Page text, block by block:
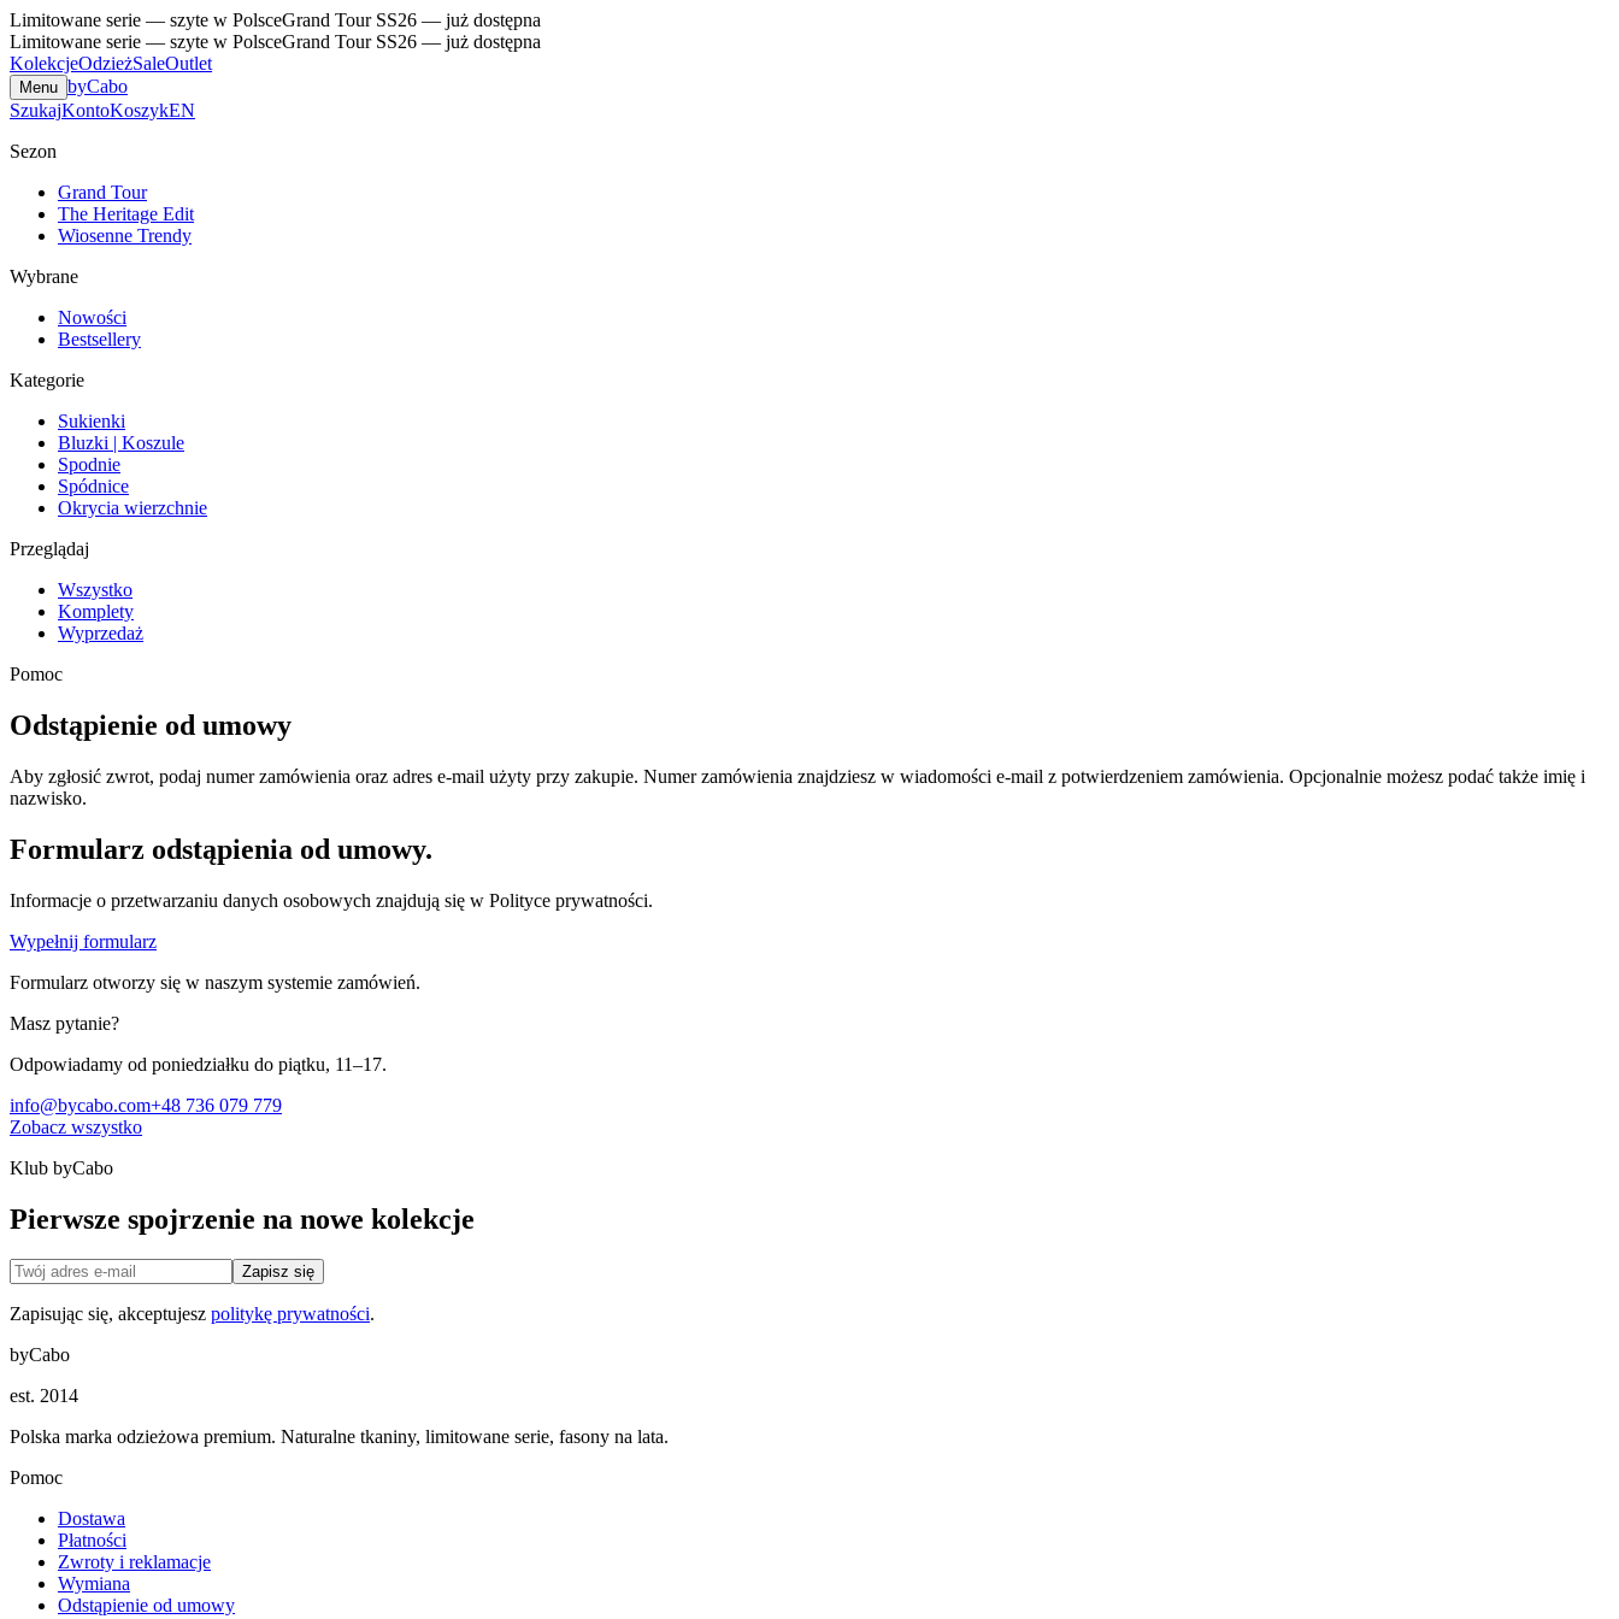
Limitowane serie — szyte w PolsceGrand Tour SS26 — już dostępna
Limitowane serie — szyte w PolsceGrand Tour SS26 — już dostępna
KolekcjeOdzieżSaleOutlet
Menu byCabo
SzukajKontoKoszykEN
Sezon
Grand Tour
The Heritage Edit
Wiosenne Trendy
Wybrane
Nowości
Bestsellery
Kategorie
Sukienki
Bluzki | Koszule
Spodnie
Spódnice
Okrycia wierzchnie
Przeglądaj
Wszystko
Komplety
Wyprzedaż
Pomoc
Odstąpienie od umowy
Aby zgłosić zwrot, podaj numer zamówienia oraz adres e-mail użyty przy zakupie. Numer zamówienia znajdziesz w wiadomości e-mail z potwierdzeniem zamówienia. Opcjonalnie możesz podać także imię i
nazwisko.
Formularz odstąpienia od umowy.
Informacje o przetwarzaniu danych osobowych znajdują się w Polityce prywatności.
Wypełnij formularz
Formularz otworzy się w naszym systemie zamówień.
Masz pytanie?
Odpowiadamy od poniedziałku do piątku, 11–17.
info@bycabo.com+48 736 079 779
Zobacz wszystko
Klub byCabo
Pierwsze spojrzenie na nowe kolekcje
Zapisz się
Zapisując się, akceptujesz politykę prywatności.
byCabo
est. 2014
Polska marka odzieżowa premium. Naturalne tkaniny, limitowane serie, fasony na lata.
Pomoc
Dostawa
Płatności
Zwroty i reklamacje
Wymiana
Odstąpienie od umowy